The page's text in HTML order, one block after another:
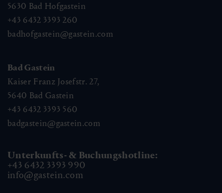
5630 Bad Hofgastein
+43 6432 3393 260
badhofgastein@gastein.com
Bad Gastein
Kaiser Franz Josefstr. 27,
5640 Bad Gastein
+43 6432 3393 560
badgastein@gastein.com
Unterkunfts- & Buchungshotline:
+43 6432 3393 990
info@gastein.com